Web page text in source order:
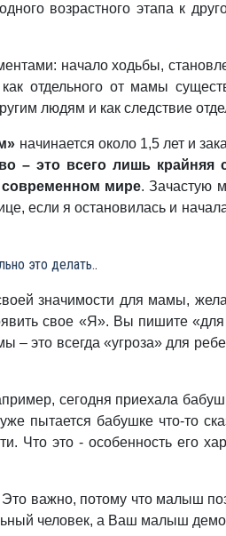
возрастного этапа к
начало ходьбы,
отдельного от мамы
людям и как следствие
начинается около 1,5 лет и
– это всего лишь крайняя
современном мире. Зачастую
если я остановилась и
это делать..
значимости для мамы,
свое «Я». Вы пишите
это всегда «угроза» для
сегодня приехала
пытается бабушке что-то
Что это - особенность его
важно, потому что малыш
человек, а Ваш малыш